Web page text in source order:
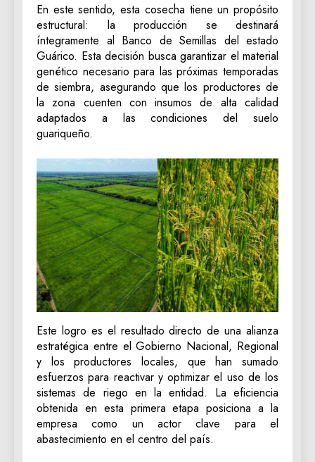
En este sentido, esta cosecha tiene un propósito
estructural: la producción se destinará
íntegramente al Banco de Semillas del estado
Guárico. Esta decisión busca garantizar el material
genético necesario para las próximas temporadas
de siembra, asegurando que los productores de
la zona cuenten con insumos de alta calidad
adaptados a las condiciones del suelo
guariqueño.
Este logro es el resultado directo de una alianza
estratégica entre el Gobierno Nacional, Regional
y los productores locales, que han sumado
esfuerzos para reactivar y optimizar el uso de los
sistemas de riego en la entidad. La eficiencia
obtenida en esta primera etapa posiciona a la
empresa como un actor clave para el
abastecimiento en el centro del país.